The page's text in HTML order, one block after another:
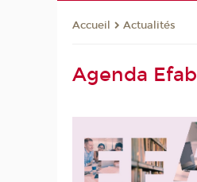
Accueil Actualités
Agenda Efab